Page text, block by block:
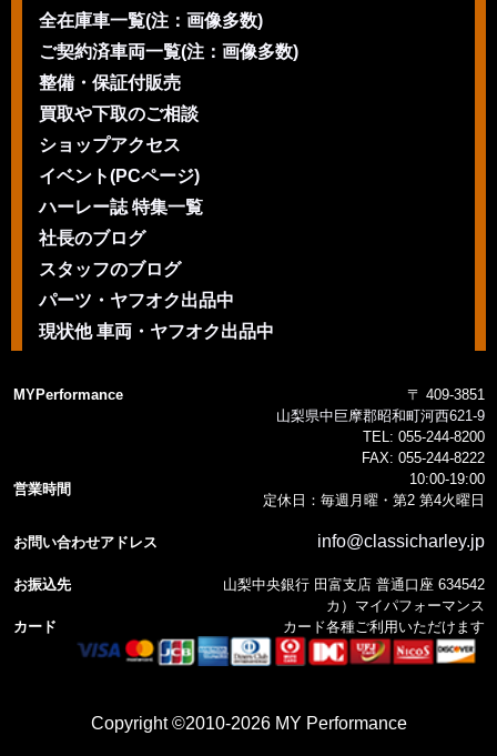
全在庫車一覧(注：画像多数)
ご契約済車両一覧(注：画像多数)
整備・保証付販売
買取や下取のご相談
ショップアクセス
イベント(PCページ)
ハーレー誌 特集一覧
社長のブログ
スタッフのブログ
パーツ・ヤフオク出品中
現状他 車両・ヤフオク出品中
MYPerformance
〒 409-3851
山梨県中巨摩郡昭和町河西621-9
TEL: 055-244-8200
FAX: 055-244-8222
営業時間
10:00-19:00
定休日：毎週月曜・第2 第4火曜日
お問い合わせアドレス info@classicharley.jp
お振込先
山梨中央銀行 田富支店 普通口座 634542
カ）マイパフォーマンス
カード
カード各種ご利用いただけます
Copyright ©2010-2026 MY Performance